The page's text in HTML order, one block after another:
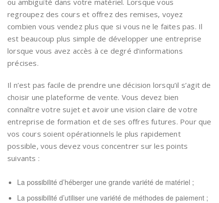
ou ambiguïté dans votre matériel. Lorsque vous
regroupez des cours et offrez des remises, voyez
combien vous vendez plus que si vous ne le faites pas. Il
est beaucoup plus simple de développer une entreprise
lorsque vous avez accès à ce degré d’informations
précises.
Il n’est pas facile de prendre une décision lorsqu’il s’agit de
choisir une plateforme de vente. Vous devez bien
connaître votre sujet et avoir une vision claire de votre
entreprise de formation et de ses offres futures. Pour que
vos cours soient opérationnels le plus rapidement
possible, vous devez vous concentrer sur les points
suivants :
La possibilité d’héberger une grande variété de matériel ;
La possibilité d’utiliser une variété de méthodes de paiement ;